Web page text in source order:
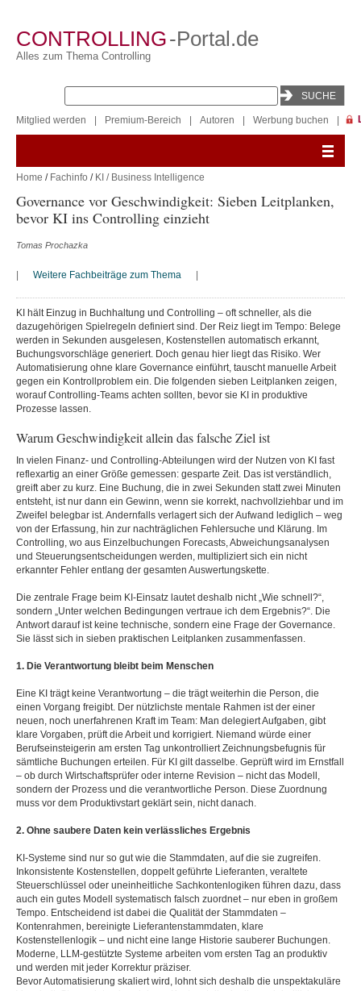
CONTROLLING-Portal.de
Alles zum Thema Controlling
Mitglied werden Premium-Bereich Autoren Werbung buchen
Home / Fachinfo / KI / Business Intelligence
Governance vor Geschwindigkeit: Sieben Leitplanken,
bevor KI ins Controlling einzieht
Tomas Prochazka
Weitere Fachbeiträge zum Thema
KI hält Einzug in Buchhaltung und Controlling – oft schneller, als die
dazugehörigen Spielregeln definiert sind. Der Reiz liegt im Tempo: Belege
werden in Sekunden ausgelesen, Kostenstellen automatisch erkannt,
Buchungsvorschläge generiert. Doch genau hier liegt das Risiko. Wer
Automatisierung ohne klare Governance einführt, tauscht manuelle Arbeit
gegen ein Kontrollproblem ein. Die folgenden sieben Leitplanken zeigen,
worauf Controlling-Teams achten sollten, bevor sie KI in produktive
Prozesse lassen.
Warum Geschwindigkeit allein das falsche Ziel ist
In vielen Finanz- und Controlling-Abteilungen wird der Nutzen von KI fast
reflexartig an einer Größe gemessen: gesparte Zeit. Das ist verständlich,
greift aber zu kurz. Eine Buchung, die in zwei Sekunden statt zwei Minuten
entsteht, ist nur dann ein Gewinn, wenn sie korrekt, nachvollziehbar und im
Zweifel belegbar ist. Andernfalls verlagert sich der Aufwand lediglich – weg
von der Erfassung, hin zur nachträglichen Fehlersuche und Klärung. Im
Controlling, wo aus Einzelbuchungen Forecasts, Abweichungsanalysen
und Steuerungsentscheidungen werden, multipliziert sich ein nicht
erkannter Fehler entlang der gesamten Auswertungskette.
Die zentrale Frage beim KI-Einsatz lautet deshalb nicht „Wie schnell?“,
sondern „Unter welchen Bedingungen vertraue ich dem Ergebnis?“. Die
Antwort darauf ist keine technische, sondern eine Frage der Governance.
Sie lässt sich in sieben praktischen Leitplanken zusammenfassen.
1. Die Verantwortung bleibt beim Menschen
Eine KI trägt keine Verantwortung – die trägt weiterhin die Person, die
einen Vorgang freigibt. Der nützlichste mentale Rahmen ist der einer
neuen, noch unerfahrenen Kraft im Team: Man delegiert Aufgaben, gibt
klare Vorgaben, prüft die Arbeit und korrigiert. Niemand würde einer
Berufseinsteigerin am ersten Tag unkontrolliert Zeichnungsbefugnis für
sämtliche Buchungen erteilen. Für KI gilt dasselbe. Geprüft wird im Ernstfall
– ob durch Wirtschaftsprüfer oder interne Revision – nicht das Modell,
sondern der Prozess und die verantwortliche Person. Diese Zuordnung
muss vor dem Produktivstart geklärt sein, nicht danach.
2. Ohne saubere Daten kein verlässliches Ergebnis
KI-Systeme sind nur so gut wie die Stammdaten, auf die sie zugreifen.
Inkonsistente Kostenstellen, doppelt geführte Lieferanten, veraltete
Steuerschlüssel oder uneinheitliche Sachkontenlogiken führen dazu, dass
auch ein gutes Modell systematisch falsch zuordnet – nur eben in großem
Tempo. Entscheidend ist dabei die Qualität der Stammdaten –
Kontenrahmen, bereinigte Lieferantenstammdaten, klare
Kostenstellenlogik – und nicht eine lange Historie sauberer Buchungen.
Moderne, LLM-gestützte Systeme arbeiten vom ersten Tag an produktiv
und werden mit jeder Korrektur präziser.
Bevor Automatisierung skaliert wird, lohnt sich deshalb die unspektakuläre